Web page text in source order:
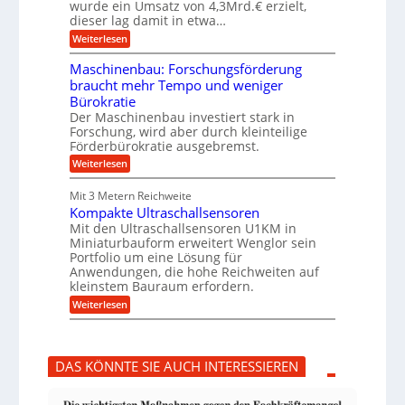
r
u
n
g
e
n
B
S
C
L
w
e
i
t
e
e
n
t
w
i
c
k
e
l
s
f
r
e
e
s
H
y
b
r
i
d
-
u
g
e
l
l
a
g
e
r
wurde ein Umsatz von 4,3Mrd.€ erzielt,
dieser lag damit in etwa…
Weiterlesen:
T
u
m
p
f
e
r
z
i
e
t
U
m
s
a
t
z
k
n
a
ü
b
e
Maschinenbau: Forschungsförderung
braucht mehr Tempo und weniger
Bürokratie
Der Maschinenbau investiert stark in
Forschung, wird aber durch kleinteilige
Förderbürokratie ausgebremst.
Weiterlesen:
M
s
c
h
i
n
e
n
b
a
u
r
s
Mit 3 Metern Reichweite
Kompakte Ultraschallsensoren
Mit den Ultraschallsensoren U1KM in
Miniaturbauform erweitert Wenglor sein
Portfolio um eine Lösung für
Anwendungen, die hohe Reichweiten auf
kleinstem Bauraum erfordern.
Weiterlesen:
K
p
a
k
DAS KÖNNTE SIE AUCH INTERESSIEREN